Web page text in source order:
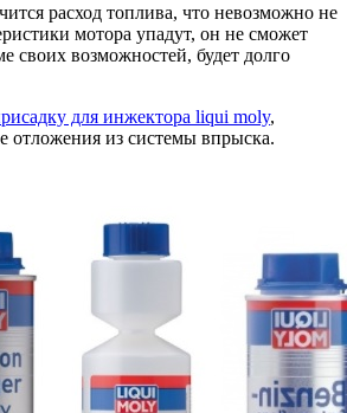
расход топлива, что невозможно не
мотора упадут, он не сможет
своих возможностей, будет долго
для инжектора liqui moly,
отложения из системы впрыска.